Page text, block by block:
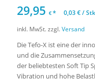
29,95 €* 0,03€/Stk
inkl. MwSt. zzgl.Versand
Die Tefo-X ist eine der
und die
der beliebtesten Soft Tip
Vibration und hohe